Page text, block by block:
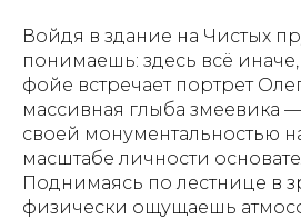
Войдя в здание на Чистых
понимаешь: здесь всё иначе,
фойе встречает портрет
массивная глыба змеевика
своей монументальностью
масштабе личности
Поднимаясь по лестнице в
физически ощущаешь